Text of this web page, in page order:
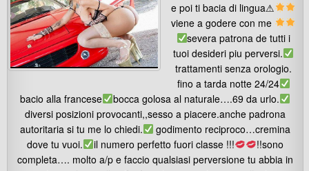
e poi ti bacia di lingua⚠
viene a godere con me
severa patrona de tutti i
tuoi desideri piu perversi.
trattamenti senza orologio.
fino a tarda notte 24/24
bacio alla francese
bocca golosa al naturale….69 da urlo.
diversi posizioni provocanti,,sesso a piacere.anche padrona
autoritaria si tu me lo chiedi.
godimento reciproco…cremina
dove tu vuoi.
il numero perfetto fuori classe !!!
!!sono
completa…. molto a/p e faccio qualsiasi perversione tu abbia in